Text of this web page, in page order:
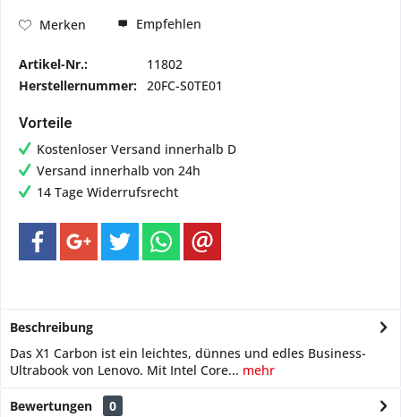
Merken Empfehlen
Artikel-Nr.:
11802
Herstellernummer: 20FC-S0TE01
Vorteile
Kostenloser Versand innerhalb D
Versand innerhalb von 24h
14 Tage Widerrufsrecht
Beschreibung
Das X1 Carbon ist ein leichtes, dünnes und edles Business-
Ultrabook von Lenovo. Mit Intel Core... mehr
Bewertungen
0